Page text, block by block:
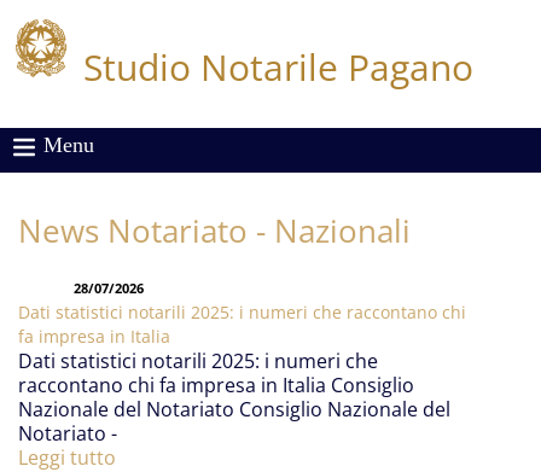
Studio Notarile Pagano
Menu
News Notariato - Nazionali
28/07/2026
Dati statistici notarili 2025: i numeri che raccontano chi
fa impresa in Italia
Dati statistici notarili 2025: i numeri che
raccontano chi fa impresa in Italia Consiglio
Nazionale del Notariato Consiglio Nazionale del
Notariato -
Leggi tutto